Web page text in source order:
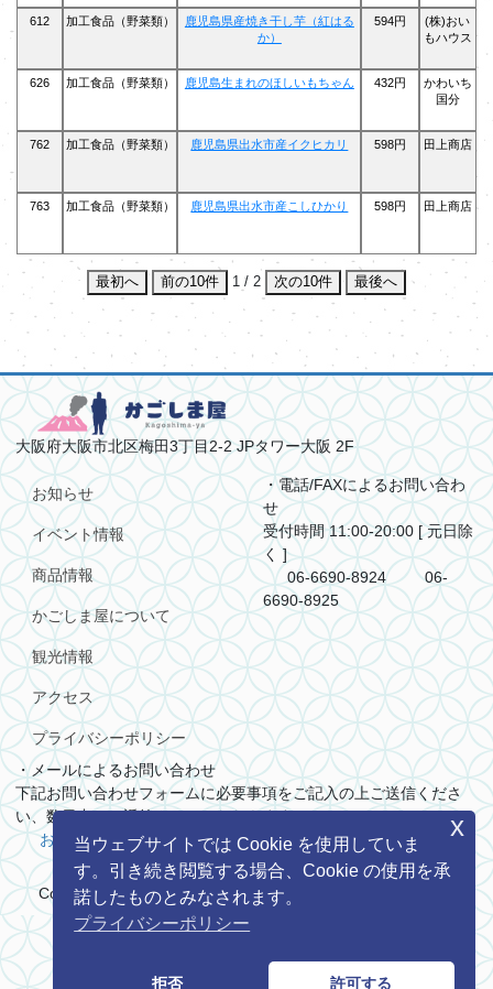
612 加工食品（野菜類）
鹿児島県産焼き干し芋（紅はる
か）
594円
(株)おい
もハウス
626 加工食品（野菜類） 鹿児島生まれのほしいもちゃん 432円
かわいち
国分
762 加工食品（野菜類） 鹿児島県出水市産イクヒカリ 598円 田上商店
763 加工食品（野菜類） 鹿児島県出水市産こしひかり 598円 田上商店
最初へ 前の10件 1 / 2 次の10件 最後へ
大阪府大阪市北区梅田3丁目2-2 JPタワー大阪 2F
お知らせ
イベント情報
商品情報
かごしま屋について
観光情報
アクセス
プライバシーポリシー
・電話/FAXによるお問い合わ
せ
受付時間 11:00-20:00 [ 元日除
く ]
06-6690-8924
06-
6690-8925
・メールによるお問い合わせ
下記お問い合わせフォームに必要事項をご記入の上ご送信くださ
い、数日中にご返答させていただきます。
お問い合わせ
Copyright (C) 一般社団法人 鹿児島県商工会議所連合会. All
rights reserved.
映像提供： 鹿児島県
当ウェブサイトでは Cookie を使用していま
す。引き続き閲覧する場合、Cookie の使用を承
諾したものとみなされます。
プライバシーポリシー
拒否 許可する
x